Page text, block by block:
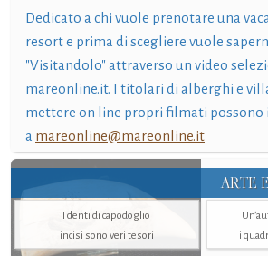
Dedicato a chi vuole prenotare una
resort e prima di scegliere vuole
"Visitandolo" attraverso un video
mareonline.it. I titolari di alberghi e
mettere on line propri filmati possono
a mareonline@mareonline.it
ARTE
I denti di capodoglio
incisi sono veri tesori
i